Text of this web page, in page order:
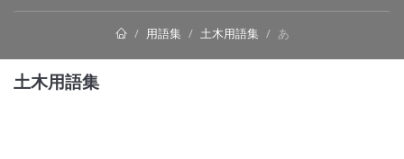
用語集 土木用語集 あ
土木用語集